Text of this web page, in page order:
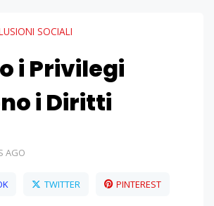
SOCIALI
i Privilegi
i Diritti
AGO
TWITTER PINTEREST